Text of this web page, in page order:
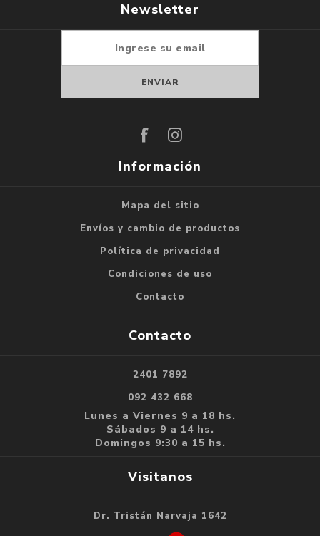
Newsletter
Información
Mapa del sitio
Envíos y cambio de productos
Política de privacidad
Condiciones de uso
Contacto
Contacto
2401 7892
092 432 668
Lunes a Viernes 9 a 18 hs.
Sábados 9 a 14 hs.
Domingos 9:30 a 15 hs.
Visitanos
Dr. Tristán Narvaja 1642